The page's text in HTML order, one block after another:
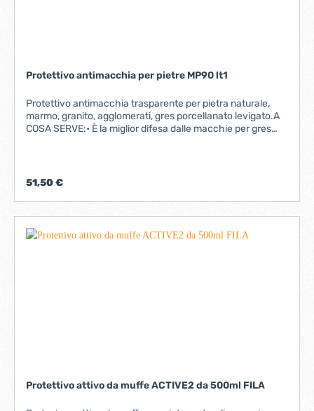
Protettivo antimacchia per pietre MP90 lt1
Protettivo antimacchia trasparente per pietra naturale,
marmo, granito, agglomerati, gres porcellanato levigato.A
COSA SERVE:• È la miglior difesa dalle macchie per gres
VANTAGGI:• Non altera la colorazione naturale delle
con gli alimenti”.• È eccellente anche su tavoli e davanzali•
Pronto all’uso: non va diluito.• Impregna, protegge e
semplifica la pulizia.
51,50 €
Protettivo attivo da muffe ACTIVE2 da 500ml FILA